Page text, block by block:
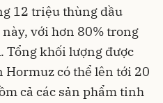
12 triệu thùng dầu
với hơn 80% trong
Tổng khối lượng được
Hormuz có thể lên tới 20
cả các sản phẩm tinh